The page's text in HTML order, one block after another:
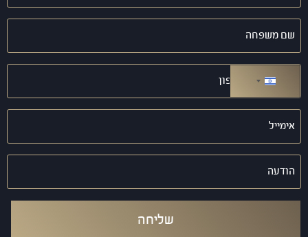
שם
משפחה
טלפון
(חובה)
ישראל +972
אימייל
(חובה)
הודעה